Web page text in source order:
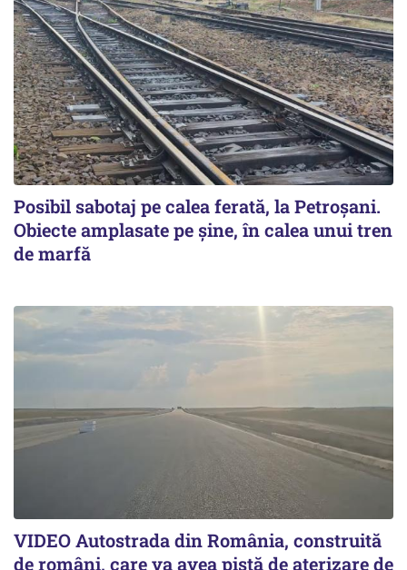
Posibil sabotaj pe calea ferată, la Petroșani.
Obiecte amplasate pe șine, în calea unui tren
de marfă
VIDEO Autostrada din România, construită
de români, care va avea pistă de aterizare de